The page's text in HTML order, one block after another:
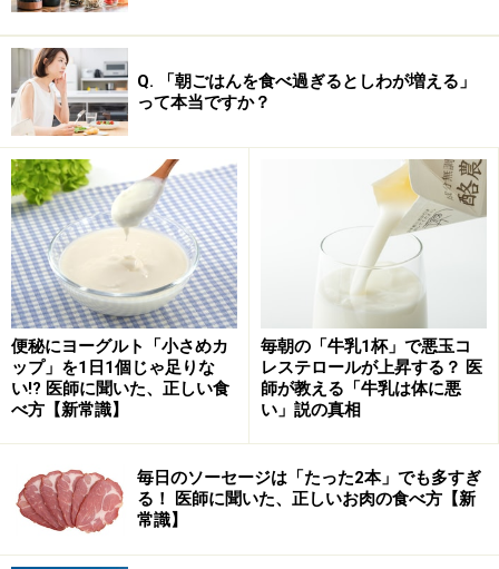
」によると、空間の居心地を決める因子は「BGM」が最
も効果的であるとしていることから、今回は、特に「音
楽」の食事に対する影響についてお話してみたいと思い
ます。
心身に影響を与える音楽の力……食欲への影
響は？
「 モーツアルトを聴いて免疫力を上げよう！」という話
があります。モーツアルトの音楽を聴くと免疫力が上が
り、健康的に過ごせるというのです。「未病改善におけ
る音楽療法 ―豊かな食生活を求めて―」の中では、心地
よい音楽を聴くと、
Q. 「朝ごはんを食べ過ぎるとしわが増える」
って本当ですか？
便秘にヨーグルト「小さめカ
ップ」を1日1個じゃ足りな
い!? 医師に聞いた、正しい食
べ方【新常識】
毎朝の「牛乳1杯」で悪玉コ
レステロールが上昇する？ 医
師が教える「牛乳は体に悪
い」説の真相
毎日のソーセージは「たった2本」でも多すぎ
る！ 医師に聞いた、正しいお肉の食べ方【新
常識】